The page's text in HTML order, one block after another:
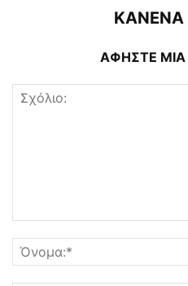
ΚΑΝΕΝΑ
ΑΦΗΣΤΕ